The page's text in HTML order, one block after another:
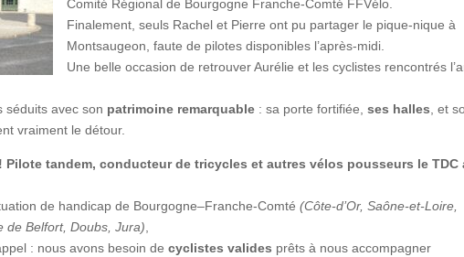
Comité Régional de Bourgogne Franche-Comté FFVélo.
Finalement, seuls Rachel et Pierre ont pu partager le pique-nique à
Montsaugeon, faute de pilotes disponibles l’après-midi.
Une belle occasion de retrouver Aurélie et les cyclistes rencontrés
séduits avec son patrimoine remarquable : sa porte fortifiée,ses halles , et
vraiment le détour.
tandem, conducteur de tricycles et autres vélos pousseurs le TDC
de handicap de Bourgogne–Franche-Comté(Côte-d’Or, Saône-et-Loire,
de Belfort, Doubs, Jura)
: nous avons besoin decyclistes valides prêts à nous accompagner